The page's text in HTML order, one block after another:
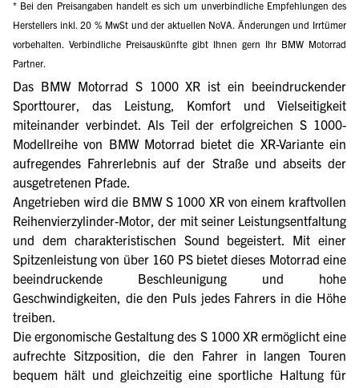
* Bei den Preisangaben handelt es sich um unverbindliche Empfehlungen des
Herstellers inkl. 20 % MwSt und der aktuellen NoVA. Änderungen und Irrtümer
vorbehalten. Verbindliche Preisauskünfte gibt Ihnen gern Ihr BMW Motorrad
Partner.
Das BMW Motorrad S 1000 XR ist ein beeindruckender
Sporttourer, das Leistung, Komfort und Vielseitigkeit
miteinander verbindet. Als Teil der erfolgreichen S 1000-
Modellreihe von BMW Motorrad bietet die XR-Variante ein
aufregendes Fahrerlebnis auf der Straße und abseits der
ausgetretenen Pfade.
Angetrieben wird die BMW S 1000 XR von einem kraftvollen
Reihenvierzylinder-Motor, der mit seiner Leistungsentfaltung
und dem charakteristischen Sound begeistert. Mit einer
Spitzenleistung von über 160 PS bietet dieses Motorrad eine
beeindruckende Beschleunigung und hohe
Geschwindigkeiten, die den Puls jedes Fahrers in die Höhe
treiben.
Die ergonomische Gestaltung des S 1000 XR ermöglicht eine
aufrechte Sitzposition, die den Fahrer in langen Touren
bequem hält und gleichzeitig eine sportliche Haltung für